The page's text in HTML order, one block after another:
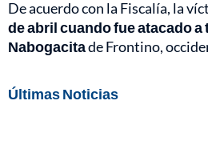
De acuerdo con la Fiscalía, la
de abril cuando fue atacado a
Nabogacitade Frontino,
Últimas Noticias